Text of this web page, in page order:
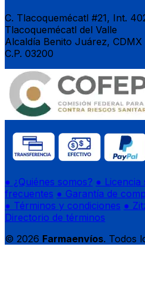
C. Tlacoquemécatl #21, Int.
Tlacoquemécatl del Valle
Alcaldía Benito Juárez, CDMX
C.P. 03200
● ¿Quiénes somos? ● Licencia
frecuentes ● Garantía de
● Términos y condiciones ●
Directorio de términos
© 2026 Farmaenvíos. Todos